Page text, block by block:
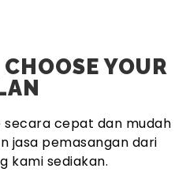
YOUR
secara cepat dan mudah
jasa pemasangan dari
kami sediakan.